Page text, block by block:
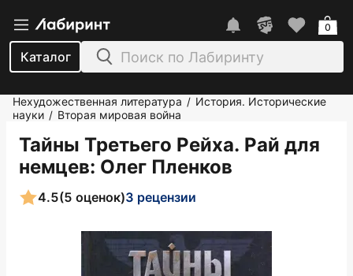
Каталог
0
Нехудожественная литература / История. Исторические
науки / Вторая мировая война
Тайны Третьего Рейха. Рай для
немцев: Олег Пленков
4.5(5 оценок)3 рецензии